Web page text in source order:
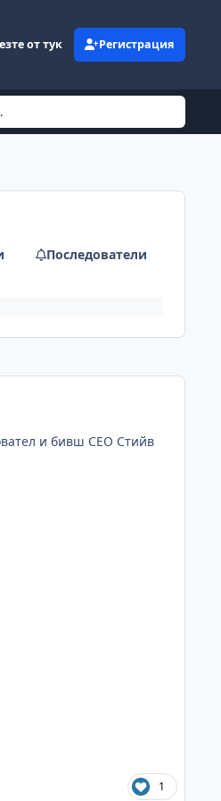
от тук Регистрация
Последователи
и бивш CEO Стийв
1